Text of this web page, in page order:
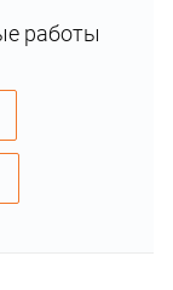
работы